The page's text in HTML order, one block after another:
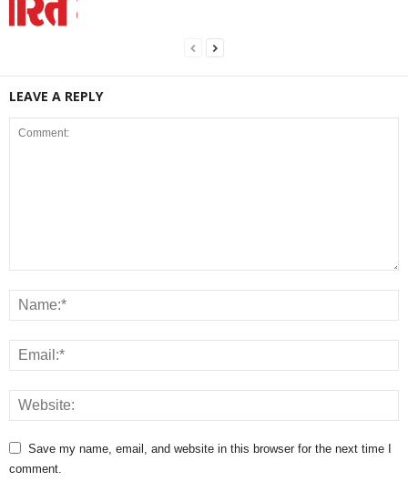
LEAVE A REPLY
Save my name, email, and website in this browser for the next time I
comment.